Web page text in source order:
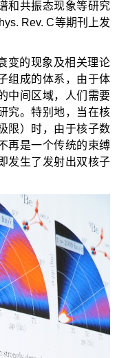
和共振态现象等研究
Rev. C等期刊上发
变的现象及相关理论
组成的体系，由于体
中间区域，人们需要
究。特别地，当在核
限）时，由于核子数
再是一个传统的束缚
发生了发射出双核子